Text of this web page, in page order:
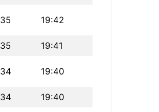
19:42
19:41
19:40
19:40